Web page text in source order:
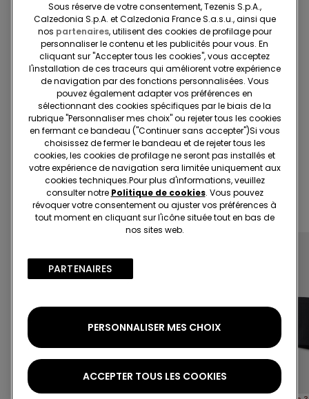
Standard à domicile
Membre du programme fidélité Tezenis Talent
Pour toute commande supérieure à 55€ Livraison gratuite
5 jours ouvrables
Retrait en magasin Gratuit
3 à 5 jours ouvrables
Complétez votre look
Sous réserve de votre consentement, Tezenis S.p.A.,
Calzedonia S.p.A. et Calzedonia France S.a.s.u., ainsi que
nos partenaires, utilisent des cookies de profilage pour
personnaliser le contenu et les publicités pour vous. En
cliquant sur "Accepter tous les cookies", vous acceptez
l'installation de ces traceurs qui améliorent votre expérience
de navigation par des fonctions personnalisées. Vous
pouvez également adapter vos préférences en
sélectionnant des cookies spécifiques par le biais de la
rubrique "Personnaliser mes choix" ou rejeter tous les cookies
en fermant ce bandeau ("Continuer sans accepter")​Si vous
choisissez de fermer le bandeau et de rejeter tous les
cookies, les cookies de profilage ne seront pas installés et
votre expérience de navigation sera limitée uniquement aux
cookies techniques.​Pour plus d'informations, veuillez
consulter notre Politique de cookies. Vous pouvez
révoquer votre consentement ou ajuster vos préférences à
tout moment en cliquant sur l'icône située tout en bas de
nos sites web.
PARTENAIRES​
PERSONNALISER MES CHOIX
ACCEPTER TOUS LES COOKIES